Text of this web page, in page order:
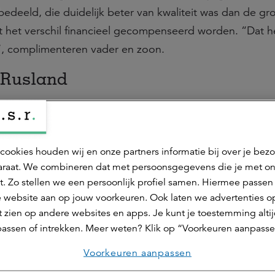
die duidelijk beter van kwaliteit was dan de
verschil financieel gecompenseerd worden. “Dat
complimenteren vader en zoon.
bijzondere achtergrond. Vanaf 1990 is Walter Sturm
etc. geweest om te helpen en te adviseren bij de
wil niet zeggen dat hij een voorstander is van hele
Zoon Stan heeft de zeevaartschool gedaan,
voor algemene operationele techniek, een aantal
als monteur gewerkt. Dat laatste doet Stan Sturm
met zijn werk als akkerbouwer. Voor dat laatste
gedaan. Die gecombineerde baan van boer en
risico en ‘je bent onder de mensen.’
houden wij en onze partners informatie bij over je
We combineren dat met persoonsgegevens die je met
Zo stellen we een persoonlijk profiel samen. Hiermee
website aan op jouw voorkeuren. Ook laten we advertenties
zien op andere websites en apps. Je kunt je toestemming
of intrekken. Meer weten? Klik op “Voorkeuren
Voorkeuren aanpassen